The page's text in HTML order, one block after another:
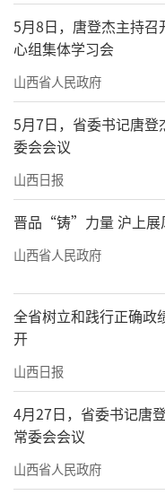
信贷19.89亿元，
策的持续赋能，让
全省脱贫劳动力务
年度任务的
能、见识和资金返
人，带动周边农户
2025年，全
笔“真金白银”不
业，也流向农产品
态，有效引导城
融合发展的经济基
2025年，我省
城乡发展注入持续
整省试点启动，产
宗，成交金额
农村集体“三资”
5月8日，唐登杰主持召
心组集体学习会
山西省人民政府
5月7日，省委书记唐登
委会会议
山西日报
晋品“铸”力量 沪上展
山西省人民政府
全省树立和践行正确政
开
山西日报
4月27日，省委书记唐
常委会会议
山西省人民政府